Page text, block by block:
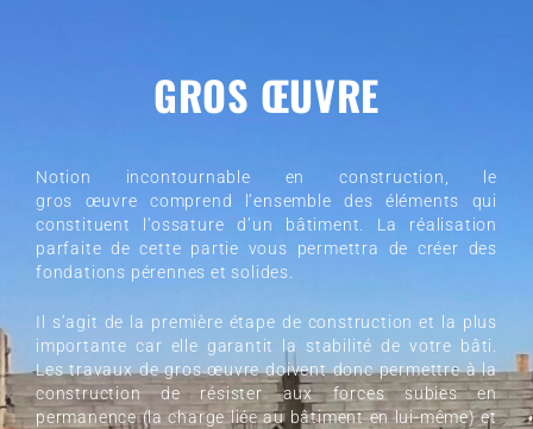
GROS ŒUVRE
Notion incontournable en construction,
le
gros œuvre comprend l’ensemble des éléments qui
constituent l’ossature d’un bâtiment. La réalisation
parfaite de cette partie vous permettra de créer des
fondations pérennes et solides.
Il s’agit de la première étape de construction et
la plus
importante car elle garantit la stabilité de votre bâti.
Les travaux degrosœuvre doivent donc permettre à la
construction de résister aux forces subies en
permanence(la charge liée au bâtiment en lui-même)et